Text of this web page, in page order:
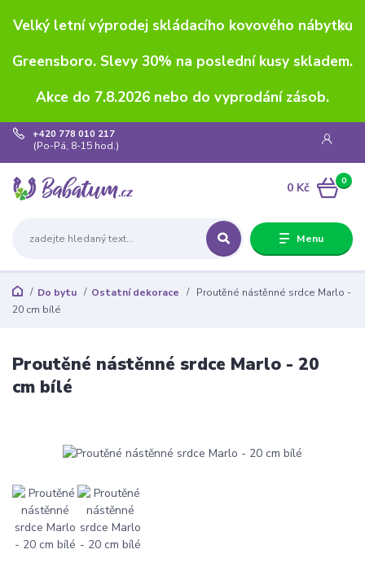
Velký letní výprodej skládacího kovového nábytku
Greensboro. Slevy 30% na poslední kusy skladem.
Akce do 7.8.2026 nebo do vyprodání zásob.
Menu
+420 778 010 217
(Po-Pá, 8-15 hod.)
0
0 Kč
Do bytu Ostatní dekorace
Proutěné nástěnné srdce Marlo -
20 cm bílé
Proutěné nástěnné srdce Marlo - 20
cm bílé